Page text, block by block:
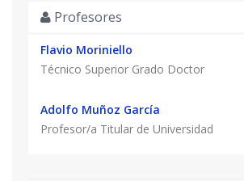
formas de generar contenido visual
tecnología y la creatividad
comprender y aplicar la IA
/Cualquier persona con interés en la
artificial y su aplicación práctica en la
Profesores
Flavio Moriniello
Técnico Superior Grado Doctor
Adolfo Muñoz García
Profesor/a Titular de Universidad